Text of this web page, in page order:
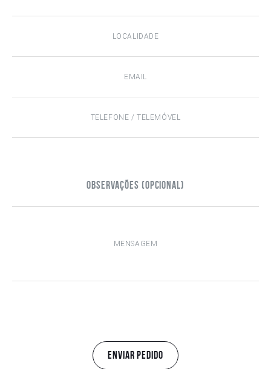
Observações (opcional)
ENVIAR PEDIDO